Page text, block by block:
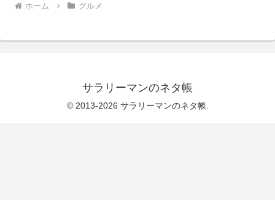
ホーム グルメ
サラリーマンのネタ帳
© 2013-2026 サラリーマンのネタ帳.